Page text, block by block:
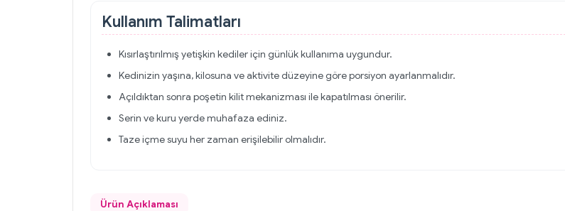
Kullanım Talimatları
Kısırlaştırılmış yetişkin kediler için günlük kullanıma uygundur.
Kedinizin yaşına, kilosuna ve aktivite düzeyine göre porsiyon ayarlanmalıdır.
Açıldıktan sonra poşetin kilit mekanizması ile kapatılması önerilir.
Serin ve kuru yerde muhafaza ediniz.
Taze içme suyu her zaman erişilebilir olmalıdır.
Ürün Açıklaması